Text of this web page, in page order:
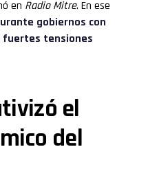
en Radio Mitre. En ese
gobiernos con
fuertes tensiones
el
del